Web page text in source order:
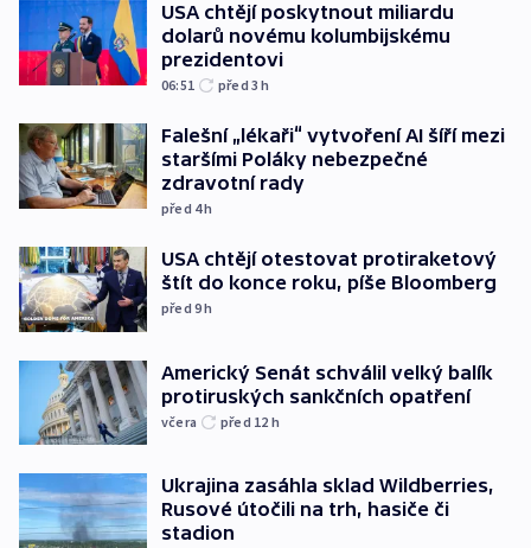
USA chtějí poskytnout miliardu
dolarů novému kolumbijskému
prezidentovi
06:51 před 3h
Falešní „lékaři“ vytvoření AI šíří mezi
staršími Poláky nebezpečné
zdravotní rady
před 4h
USA chtějí otestovat protiraketový
štít do konce roku, píše Bloomberg
před 9h
Americký Senát schválil velký balík
protiruských sankčních opatření
včera před 12 h
Ukrajina zasáhla sklad Wildberries,
Rusové útočili na trh, hasiče či
stadion